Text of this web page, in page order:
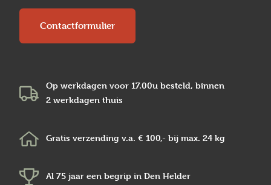
Contactformulier
Op werkdagen voor 17.00u besteld, binnen
2 werkdagen thuis
Gratis verzending v.a. € 100,- bij max. 24 kg
Al 75 jaar een begrip in Den Helder